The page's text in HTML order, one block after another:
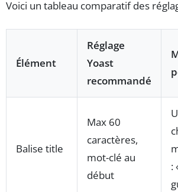
Voici un tableau comparatif des
Élément
Réglage
Yoast
recommandé
Balise title
Max 60
caractères,
mot-clé au
début
: